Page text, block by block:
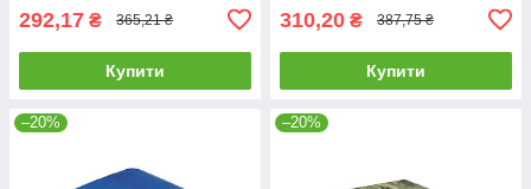
292,17 ₴ 365,21 ₴
Купити
310,20 ₴ 387,75 ₴
Купити
–20% –20%